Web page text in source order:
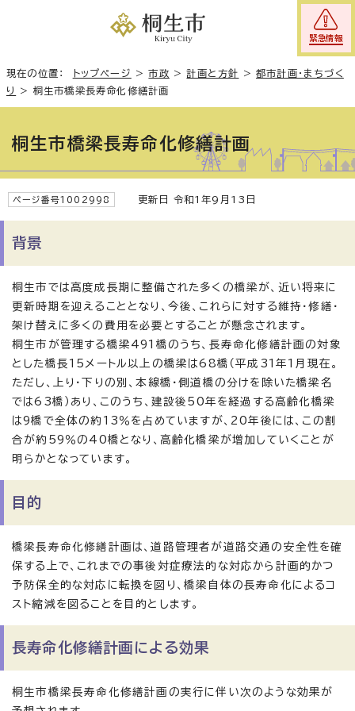
緊急情報
現在の位置： トップページ >市政 >計画と方針 >都市計画・まちづく
り
> 桐生市橋梁長寿命化修繕計画
桐生市橋梁長寿命化修繕計画
ページ番号1002998 更新日 令和1年9月13日
背景
桐生市では高度成長期に整備された多くの橋梁が、近い将来に
更新時期を迎えることとなり、今後、これらに対する維持・修繕・
架け替えに多くの費用を必要とすることが懸念されます。
桐生市が管理する橋梁491橋のうち、長寿命化修繕計画の対象
とした橋長15メートル以上の橋梁は68橋（平成31年1月現在。
ただし、上り・下りの別、本線橋・側道橋の分けを除いた橋梁名
では63橋）あり、このうち、建設後50年を経過する高齢化橋梁
は9橋で全体の約13％を占めていますが、20年後には、この割
合が約59％の40橋となり、高齢化橋梁が増加していくことが
明らかとなっています。
目的
橋梁長寿命化修繕計画は、道路管理者が道路交通の安全性を確
保する上で、これまでの事後対症療法的な対応から計画的かつ
予防保全的な対応に転換を図り、橋梁自体の長寿命化によるコ
スト縮減を図ることを目的とします。
長寿命化修繕計画による効果
桐生市橋梁長寿命化修繕計画の実行に伴い次のような効果が